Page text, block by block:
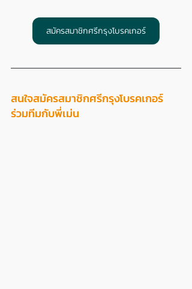
สมัครสมาชิกศรีกรุงโบรคเกอร์
สนใจสมัครสมาชิกศรีกรุงโบรคเกอร์
ร่วมทีมกับพี่เม่น